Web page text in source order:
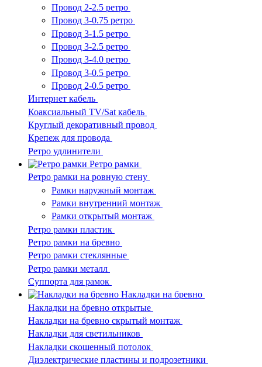
Провод 2-2.5 ретро
Провод 3-0.75 ретро
Провод 3-1.5 ретро
Провод 3-2.5 ретро
Провод 3-4.0 ретро
Провод 3-0.5 ретро
Провод 2-0.5 ретро
Интернет кабель
Коаксиальный TV/Sat кабель
Круглый декоративный провод
Крепеж для провода
Ретро удлинители
Ретро рамки
Ретро рамки на ровную стену
Рамки наружный монтаж
Рамки внутренний монтаж
Рамки открытый монтаж
Ретро рамки пластик
Ретро рамки на бревно
Ретро рамки стеклянные
Ретро рамки металл
Суппорта для рамок
Накладки на бревно
Накладки на бревно открытые
Накладки на бревно скрытый монтаж
Накладки для светильников
Накладки скошенный потолок
Диэлектрические пластины и подрозетники